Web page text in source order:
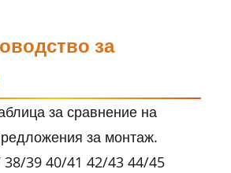
за
за сравнение на
за монтаж.
38/39 40/41 42/43 44/45